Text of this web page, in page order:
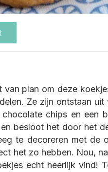
van plan om deze
Ze zijn ontstaan
chips en een
besloot het door het
te decoreren met de
het zo hebben. Nou,
echt heerlijk vind!